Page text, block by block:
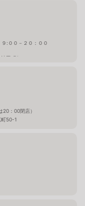
:００－２０：００
田町6
：00閉店）
町50-1